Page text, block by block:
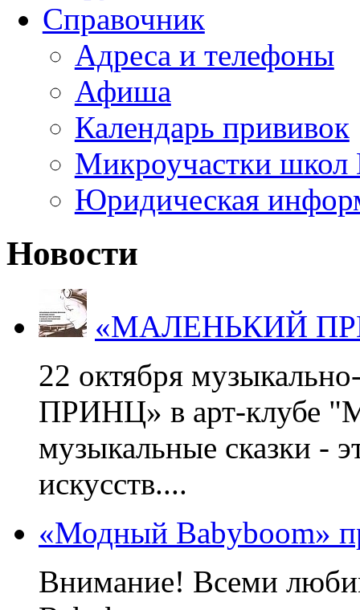
Справочник
Адреса и телефоны
Афиша
Календарь прививок
Микроучастки школ
Юридическая
Новости
«МАЛЕНЬКИЙ
22 октября
ПРИНЦ» в арт-клубе
музыкальные сказки -
искусств....
«Модный Babyboom»
Внимание! Всеми